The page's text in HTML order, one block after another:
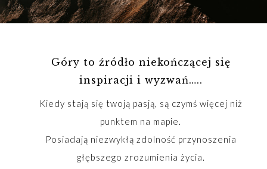
Góry to źródło niekończącej się
inspiracji i wyzwań…..
Kiedy stają się twoją pasją, są czymś więcej niż
punktem na mapie.
Posiadają niezwykłą zdolność przynoszenia
głębszego zrozumienia życia.